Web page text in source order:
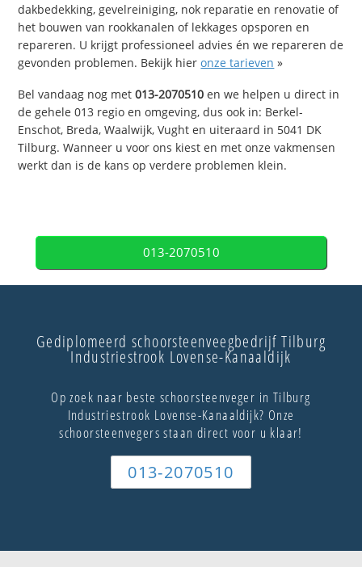
dakbedekking, gevelreiniging, nok reparatie en renovatie of
het bouwen van rookkanalen of lekkages opsporen en
repareren. U krijgt professioneel advies én we repareren de
gevonden problemen. Bekijk hieronze tarieven »
Bel vandaag nog met013-2070510 en we helpen u direct in
de gehele 013 regio en omgeving, dus ook in: Berkel-
Enschot, Breda, Waalwijk, Vught en uiteraard in 5041 DK
Tilburg. Wanneer u voor ons kiest en met onze vakmensen
werkt dan is de kans op verdere problemen klein.
013-2070510
Gediplomeerd schoorsteenveegbedrijf Tilburg
Industriestrook Lovense-Kanaaldijk
Op zoek naar beste schoorsteenveger in Tilburg
Industriestrook Lovense-Kanaaldijk? Onze
schoorsteenvegers staan direct voor u klaar!
013-2070510